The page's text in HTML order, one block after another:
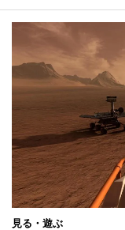
見る・遊ぶ